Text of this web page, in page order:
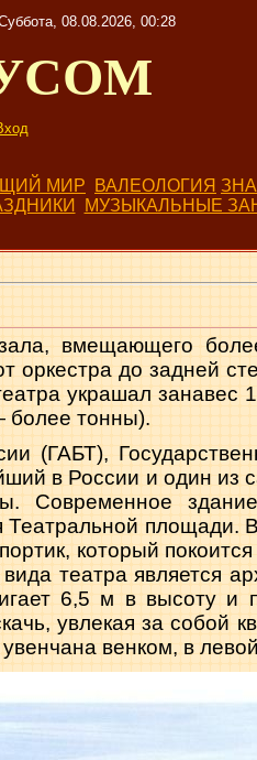
08.08.2026, 00:28
МИР ВАЛЕОЛОГИЯ
МУЗЫКАЛЬНЫЕ
зала, вме­щающего
оркестра до задней
украшал занавес
более тонны).
(ГАБТ),
в России и один из
Со­временное
Театральной площади.
который
театра является
6,5 м в высоту и
увлекая за собой
венком, в